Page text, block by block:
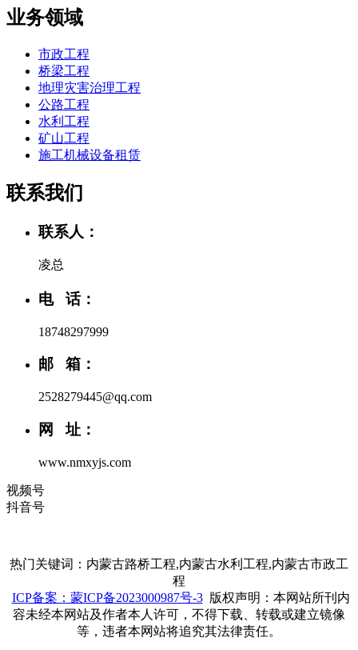
业务领域
市政工程
桥梁工程
地理灾害治理工程
公路工程
水利工程
矿山工程
施工机械设备租赁
联系我们
联系人：
凌总
电 话：
18748297999
邮 箱：
2528279445@qq.com
网 址：
www.nmxyjs.com
视频号
抖音号
热门关键词：内蒙古路桥工程,内蒙古水利工程,内蒙古市政工
程
ICP备案：蒙ICP备2023000987号-3版权声明：本网站所刊内
容未经本网站及作者本人许可，不得下载、转载或建立镜像
等，违者本网站将追究其法律责任。